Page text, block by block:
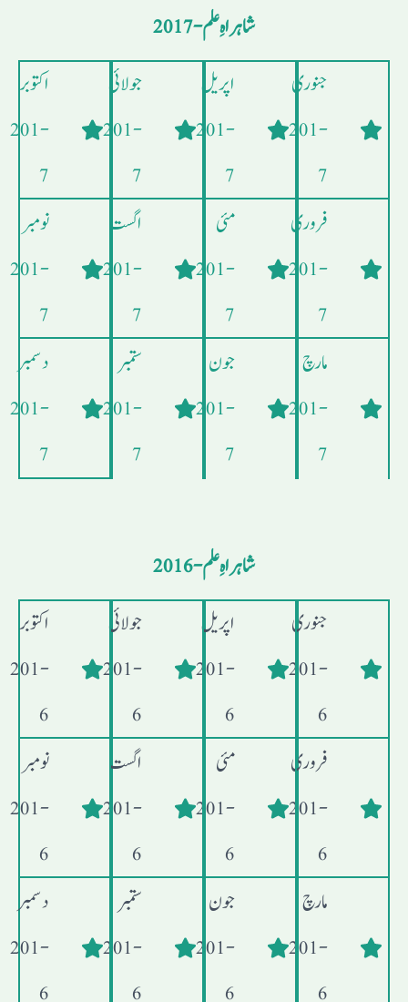
شاہراہِ علم - 2017
جنوری
- 201
7
فروری
- 201
7
مارچ
- 201
7
اپریل
- 201
7
مئی
- 201
7
جون
- 201
7
جولائی
- 201
7
اگست
- 201
7
ستمبر
- 201
7
اکتوبر
- 201
7
نومبر
- 201
7
دسمبر
- 201
7
شاہراہِ علم - 2016
جنوری
- 201
6
فروری
- 201
6
مارچ
- 201
6
اپریل
- 201
6
مئی
- 201
6
جون
- 201
6
جولائی
- 201
6
اگست
- 201
6
ستمبر
- 201
6
اکتوبر
- 201
6
نومبر
- 201
6
دسمبر
- 201
6